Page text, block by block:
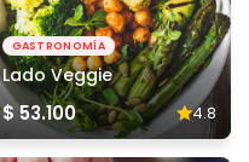
GASTRONOMÍA
Lado Veggie
$ 53.100 4.8